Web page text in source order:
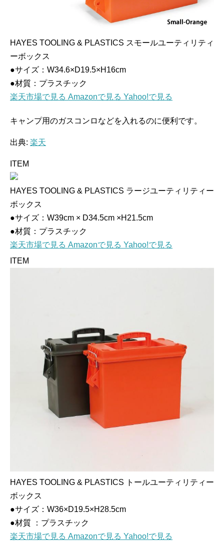
HAYES TOOLING & PLASTICS スモールユーティリティ
ーボックス
●サイズ：W34.6×D19.5×H16cm
●材質：プラスチック
楽天市場で見る Amazonで見る Yahoo!で見る
キャンプ用のガスコンロなどを入れるのに便利です。
出典: 楽天
ITEM
HAYES TOOLING & PLASTICS ラージユーティリティー
ボックス
●サイズ：W39cm × D34.5cm ×H21.5cm
●材質：プラスチック
楽天市場で見る Amazonで見る Yahoo!で見る
ITEM
HAYES TOOLING & PLASTICS トールユーティリティー
ボックス
●サイズ：W36×D19.5×H28.5cm
●材質 ：プラスチック
楽天市場で見る Amazonで見る Yahoo!で見る